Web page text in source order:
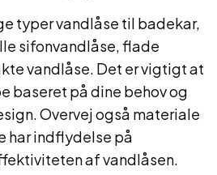
typer vandlåse til badekar,
sifonvandlåse, flade
vandlåse. Det er vigtigt at
baseret på dine behov og
Overvej også materiale
har indflydelse på
af vandlåsen.